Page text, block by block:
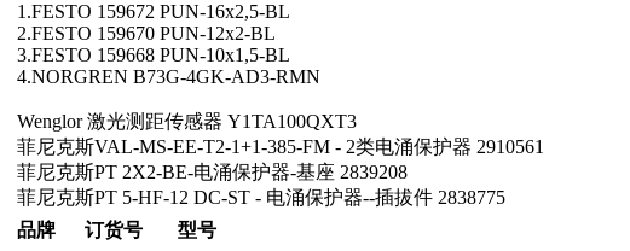
1.FESTO 159672 PUN-16x2,5-BL
2.FESTO 159670 PUN-12x2-BL
3.FESTO 159668 PUN-10x1,5-BL
4.NORGREN B73G-4GK-AD3-RMN
Wenglor 激光测距传感器 Y1TA100QXT3
菲尼克斯VAL-MS-EE-T2-1+1-385-FM - 2类电涌保护器 2910561
菲尼克斯PT 2X2-BE-电涌保护器-基座 2839208
菲尼克斯PT 5-HF-12 DC-ST - 电涌保护器--插拔件 2838775
品牌
订货号
型号